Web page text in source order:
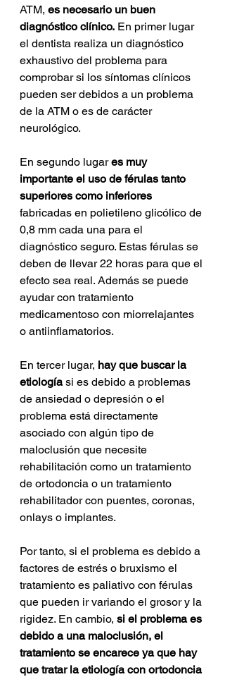
ATM, es necesario un buen
diagnóstico clínico. En primer lugar
el dentista realiza un diagnóstico
exhaustivo del problema para
comprobar si los síntomas clínicos
pueden ser debidos a un problema
de la ATM o es de carácter
neurológico.
En segundo lugar es muy
importante el uso de férulas tanto
superiores como inferiores
fabricadas en polietileno glicólico de
0,8 mm cada una para el
diagnóstico seguro. Estas férulas se
deben de llevar 22 horas para que el
efecto sea real. Además se puede
ayudar con tratamiento
medicamentoso con miorrelajantes
o antiinflamatorios.
En tercer lugar, hay que buscar la
etiología si es debido a problemas
de ansiedad o depresión o el
problema está directamente
asociado con algún tipo de
maloclusión que necesite
rehabilitación como un tratamiento
de ortodoncia o un tratamiento
rehabilitador con puentes, coronas,
onlays o implantes.
Por tanto, si el problema es debido a
factores de estrés o bruxismo el
tratamiento es paliativo con férulas
que pueden ir variando el grosor y la
rigidez. En cambio, si el problema es
debido a una maloclusión, el
tratamiento se encarece ya que hay
que tratar la etiología con ortodoncia